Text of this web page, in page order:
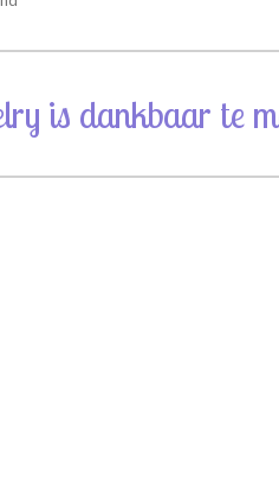
is dankbaar te